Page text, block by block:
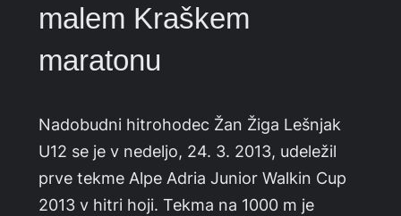
malem Kraškem
maratonu
Nadobudni hitrohodec Žan Žiga Lešnjak
U12 se je v nedeljo, 24. 3. 2013, udeležil
prve tekme Alpe Adria Junior Walkin Cup
2013 v hitri hoji. Tekma na 1000 m je